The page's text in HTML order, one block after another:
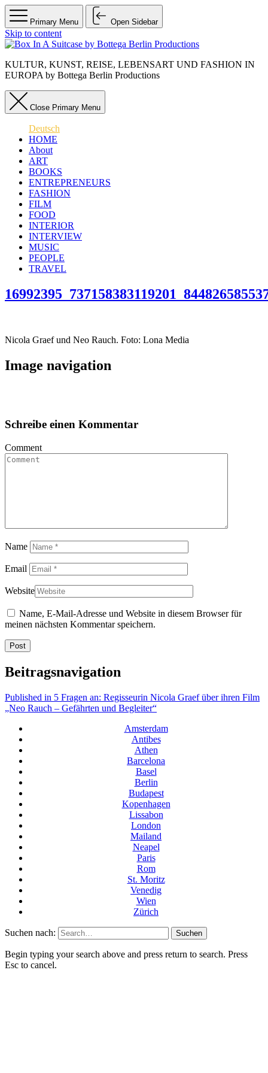
Primary Menu Open Sidebar
Skip to content
KULTUR, KUNST, REISE, LEBENSART UND FASHION IN
EUROPA by Bottega Berlin Productions
Close Primary Menu
Deutsch
HOME
About
ART
BOOKS
ENTREPRENEURS
FASHION
FILM
FOOD
INTERIOR
INTERVIEW
MUSIC
PEOPLE
TRAVEL
Nicola Graef und Neo Rauch. Foto: Lona Media
Image navigation
Schreibe einen Kommentar
Comment
Name
Email
Website
Name, E-Mail-Adresse und Website in diesem Browser für
meinen nächsten Kommentar speichern.
Beitragsnavigation
Published in 5 Fragen an: Regisseurin Nicola Graef über ihren Film
„Neo Rauch – Gefährten und Begleiter“
Amsterdam
Antibes
Athen
Barcelona
Basel
Berlin
Budapest
Kopenhagen
Lissabon
London
Mailand
Neapel
Paris
Rom
St. Moritz
Venedig
Wien
Zürich
Suchen nach:
Begin typing your search above and press return to search. Press
Esc to cancel.